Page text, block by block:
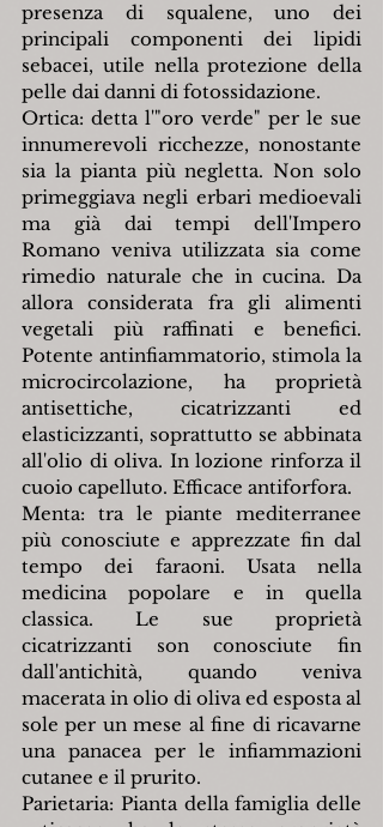
presenza di squalene, uno dei
principali componenti dei lipidi
sebacei, utile nella protezione della
pelle dai danni di fotossidazione.
Ortica: detta l'"oro verde" per le sue
innumerevoli ricchezze, nonostante
sia la pianta più negletta. Non solo
primeggiava negli erbari medioevali
ma già dai tempi dell'Impero
Romano veniva utilizzata sia come
rimedio naturale che in cucina. Da
allora considerata fra gli alimenti
vegetali più raffinati e benefici.
Potente antinfiammatorio, stimola la
microcircolazione, ha proprietà
antisettiche, cicatrizzanti ed
elasticizzanti, soprattutto se abbinata
all'olio di oliva. In lozione rinforza il
cuoio capelluto. Efficace antiforfora.
Menta: tra le piante mediterranee
più conosciute e apprezzate fin dal
tempo dei faraoni. Usata nella
medicina popolare e in quella
classica. Le sue proprietà
cicatrizzanti son conosciute fin
dall'antichità, quando veniva
macerata in olio di oliva ed esposta al
sole per un mese al fine di ricavarne
una panacea per le infiammazioni
cutanee e il prurito.
Parietaria: Pianta della famiglia delle